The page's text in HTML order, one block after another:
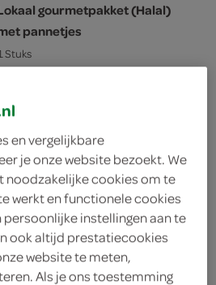
gourmetpakket (Halal)
pannetjes
Stuks
00
Lachhaas
Gram
99 kies je SPAR
en vergelijkbare
je onze website bezoekt. We
noodzakelijke cookies om te
werkt en functionele cookies
instellingen aan te
ook altijd prestatiecookies
website te meten,
Als je ons toestemming